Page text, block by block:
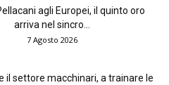
agli Europei, il quinto oro
arriva nel sincro...
7 Agosto 2026
il settore macchinari, a trainare le